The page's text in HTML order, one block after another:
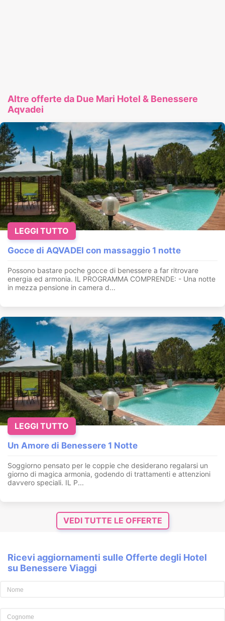
Altre offerte da Due Mari Hotel & Benessere
Aqvadei
Gocce di AQVADEI con massaggio 1 notte
Possono bastare poche gocce di benessere a far ritrovare
energia ed armonia. IL PROGRAMMA COMPRENDE: - Una notte
in mezza pensione in camera d...
LEGGI TUTTO
Un Amore di Benessere 1 Notte
Soggiorno pensato per le coppie che desiderano regalarsi un
giorno di magica armonia, godendo di trattamenti e attenzioni
davvero speciali. IL P...
LEGGI TUTTO
VEDI TUTTE LE OFFERTE
Ricevi aggiornamenti sulle Offerte degli Hotel
su Benessere Viaggi